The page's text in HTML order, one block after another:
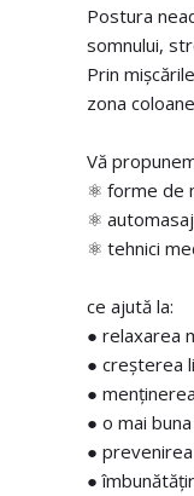
Postura
somnului,
Prin
zona
Vă
⚛️ forme de
⚛️
⚛️ tehnici
ce ajută la:
● relaxarea
● creșterea
●
● o mai
●
●